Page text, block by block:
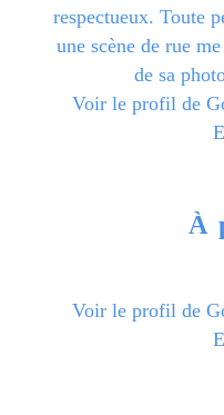
respectueux. Toute
une scène de rue
de sa
Voir le profil de
À
Voir le profil de